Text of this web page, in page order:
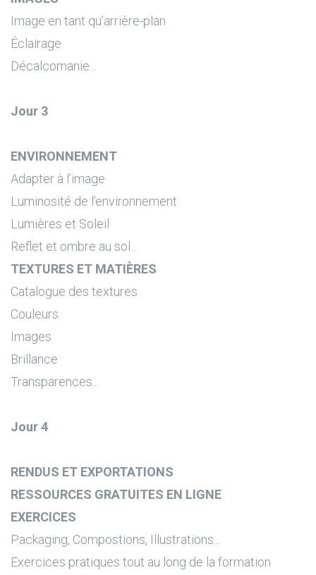
Image en tant qu’arrière-plan
Éclairage
Décalcomanie...
Jour 3
ENVIRONNEMENT
Adapter à l’image
Luminosité de l’environnement
Lumières et Soleil
Reflet et ombre au sol...
TEXTURES ET MATIÈRES
Catalogue des textures
Couleurs
Images
Brillance
Transparences...
Jour 4
RENDUS ET EXPORTATIONS
RESSOURCES GRATUITES EN LIGNE
EXERCICES
Packaging, Compostions, Illustrations...
Exercices pratiques tout au long de la formation